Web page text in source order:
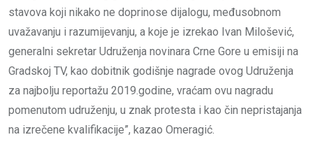
stavova koji nikako ne doprinose dijalogu, međusobnom
uvažavanju i razumijevanju, a koje je izrekao Ivan Milošević,
generalni sekretar Udruženja novinara Crne Gore u emisiji na
Gradskoj TV, kao dobitnik godišnje nagrade ovog Udruženja
za najbolju reportažu 2019.godine, vraćam ovu nagradu
pomenutom udruženju, u znak protesta i kao čin nepristajanja
na izrečene kvalifikacije”, kazao Omeragić.